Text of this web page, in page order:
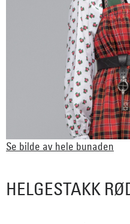
Se bilde av hele bunaden
HELGESTAKK